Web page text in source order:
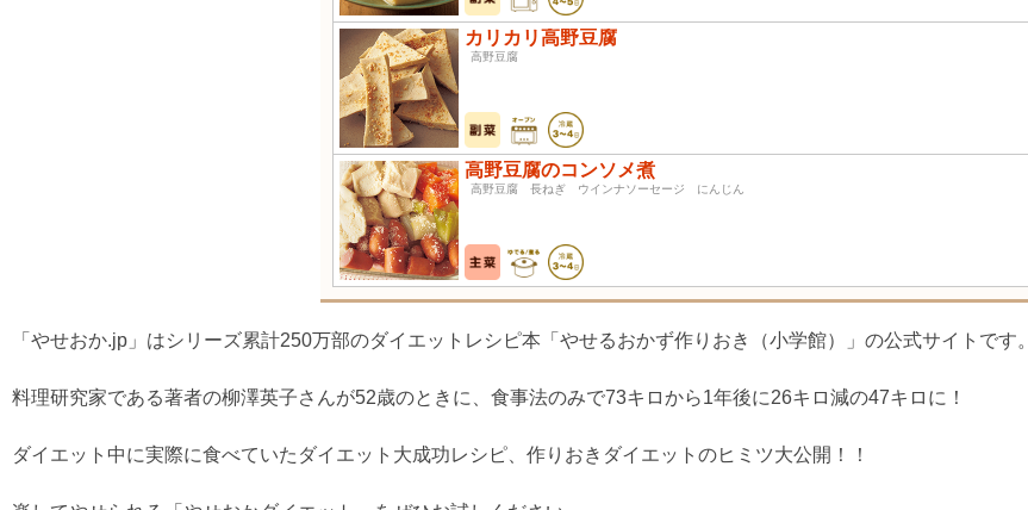
カリカリ高野豆腐
高野豆腐
高野豆腐のコンソメ煮
高野豆腐 長ねぎ ウインナソーセージ にんじん
「やせおか.jp」はシリーズ累計250万部のダイエットレシピ本「やせるおかず作りおき（小学館）」の公式サイトです。
料理研究家である著者の柳澤英子さんが52歳のときに、食事法のみで73キロから1年後に26キロ減の47キロに！
ダイエット中に実際に食べていたダイエット大成功レシピ、作りおきダイエットのヒミツ大公開！！